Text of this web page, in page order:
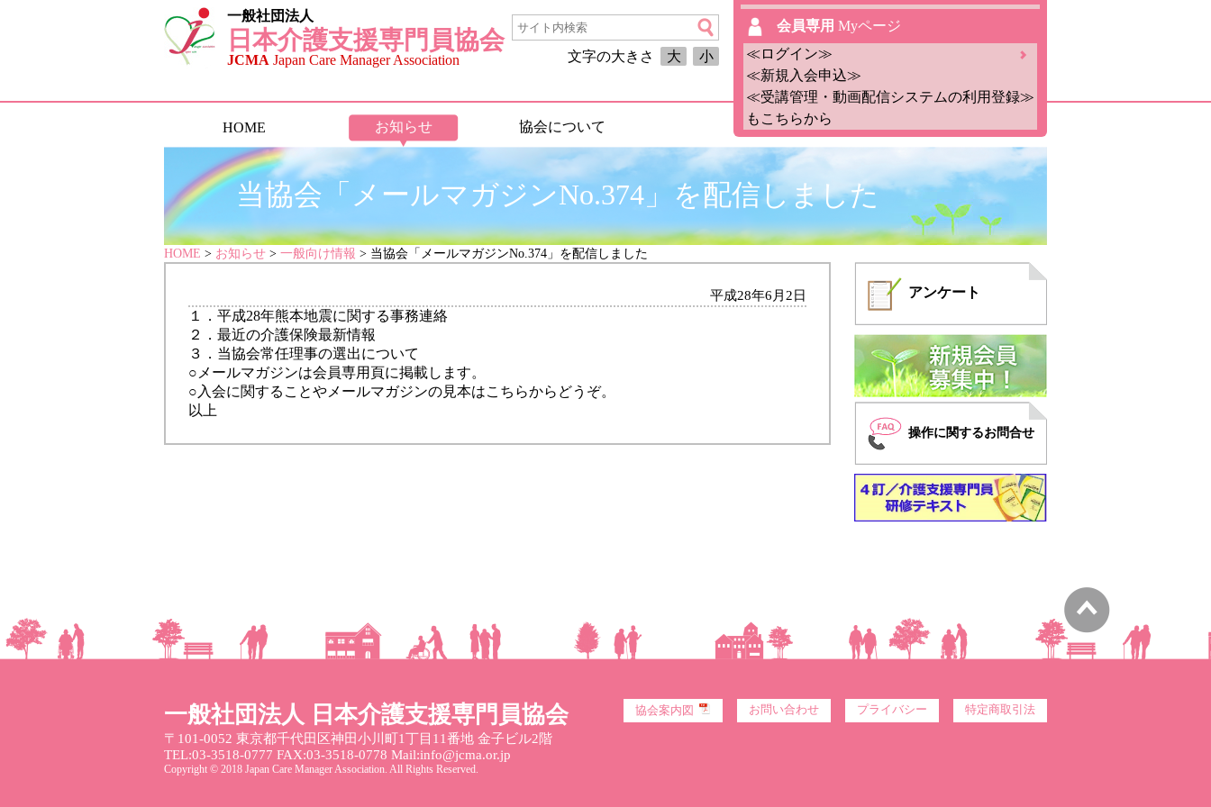
一般社団法人
日本介護支援専門員協会
JCMA Japan Care Manager Association 文字の大きさ 大 小
会員専用 Myページ
≪ログイン≫
≪新規入会申込≫
≪受講管理・動画配信システムの利用登録≫
もこちらから
HOME お知らせ 協会について
当協会「メールマガジンNo.374」を配信しました
HOME > お知らせ > 一般向け情報 > 当協会「メールマガジンNo.374」を配信しました
平成28年6月2日
１．平成28年熊本地震に関する事務連絡
２．最近の介護保険最新情報
３．当協会常任理事の選出について
○メールマガジンは会員専用頁に掲載します。
○入会に関することや メールマガジンの見本はこちらからどうぞ。
以上
アンケート
操作に関するお問合せ
一般社団法人 日本介護支援専門員協会
〒101-0052 東京都千代田区神田小川町1丁目11番地 金子ビル2階
TEL:03-3518-0777 FAX:03-3518-0778 Mail:info@jcma.or.jp
Copyright © 2018 Japan Care Manager Association. All Rights Reserved.
協会案内図 お問い合わせ プライバシー 特定商取引法